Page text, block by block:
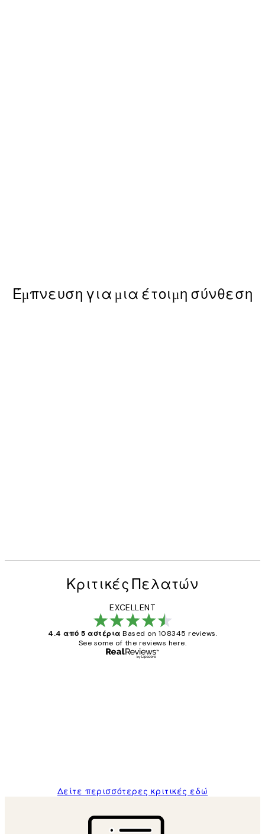
Έμπνευση για μια έτοιμη σύνθεση
Κριτικές Πελατών
EXCELLENT
4.4 από 5 αστέρια Based on 108345 reviews.
See some of the reviews here.
Δείτε περισσότερες κριτικές εδώ